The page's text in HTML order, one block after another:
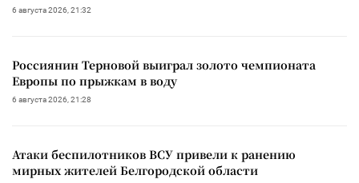
6 августа 2026, 21:32
Россиянин Терновой выиграл золото чемпионата
Европы по прыжкам в воду
6 августа 2026, 21:28
Атаки беспилотников ВСУ привели к ранению
мирных жителей Белгородской области